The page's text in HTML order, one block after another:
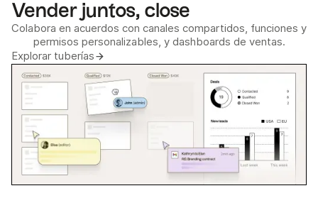
Vender juntos, close
Colabora en acuerdos con canales compartidos, funciones y
permisos personalizables, y dashboards de ventas.
Explorar tuberías